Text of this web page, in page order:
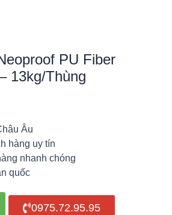
PU Fiber
13kg/Thùng
Âu
hàng uy tín
nhanh chóng
quốc
0975.72.95.95